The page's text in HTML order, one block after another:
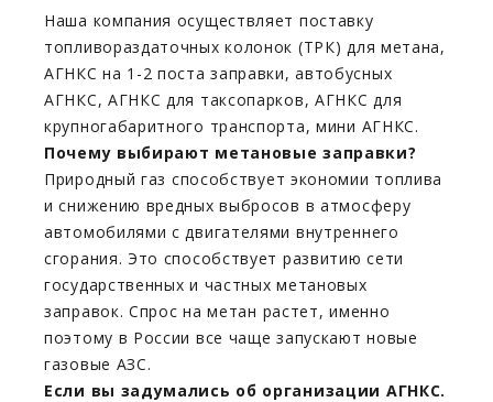
Наша компания осуществляет поставку
топливораздаточных колонок (ТРК) для метана,
АГНКС на 1-2 поста заправки, автобусных
АГНКС, АГНКС для таксопарков, АГНКС для
крупногабаритного транспорта, мини АГНКС.
Почему выбирают метановые заправки?
Природный газ способствует экономии топлива
и снижению вредных выбросов в атмосферу
автомобилями с двигателями внутреннего
сгорания. Это способствует развитию сети
государственных и частныхметановых
заправок. Спрос на метан растет, именно
поэтому в России все чаще запускают новые
газовые АЗС.
Если вы задумались об организации АГНКС.